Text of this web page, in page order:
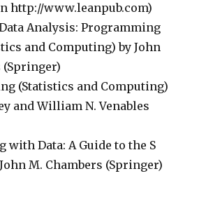
http://www.leanpub.com)
Analysis: Programming
and Computing) by John
(Springer)
(Statistics and Computing)
and William N. Venables
with Data: A Guide to the S
M. Chambers (Springer)